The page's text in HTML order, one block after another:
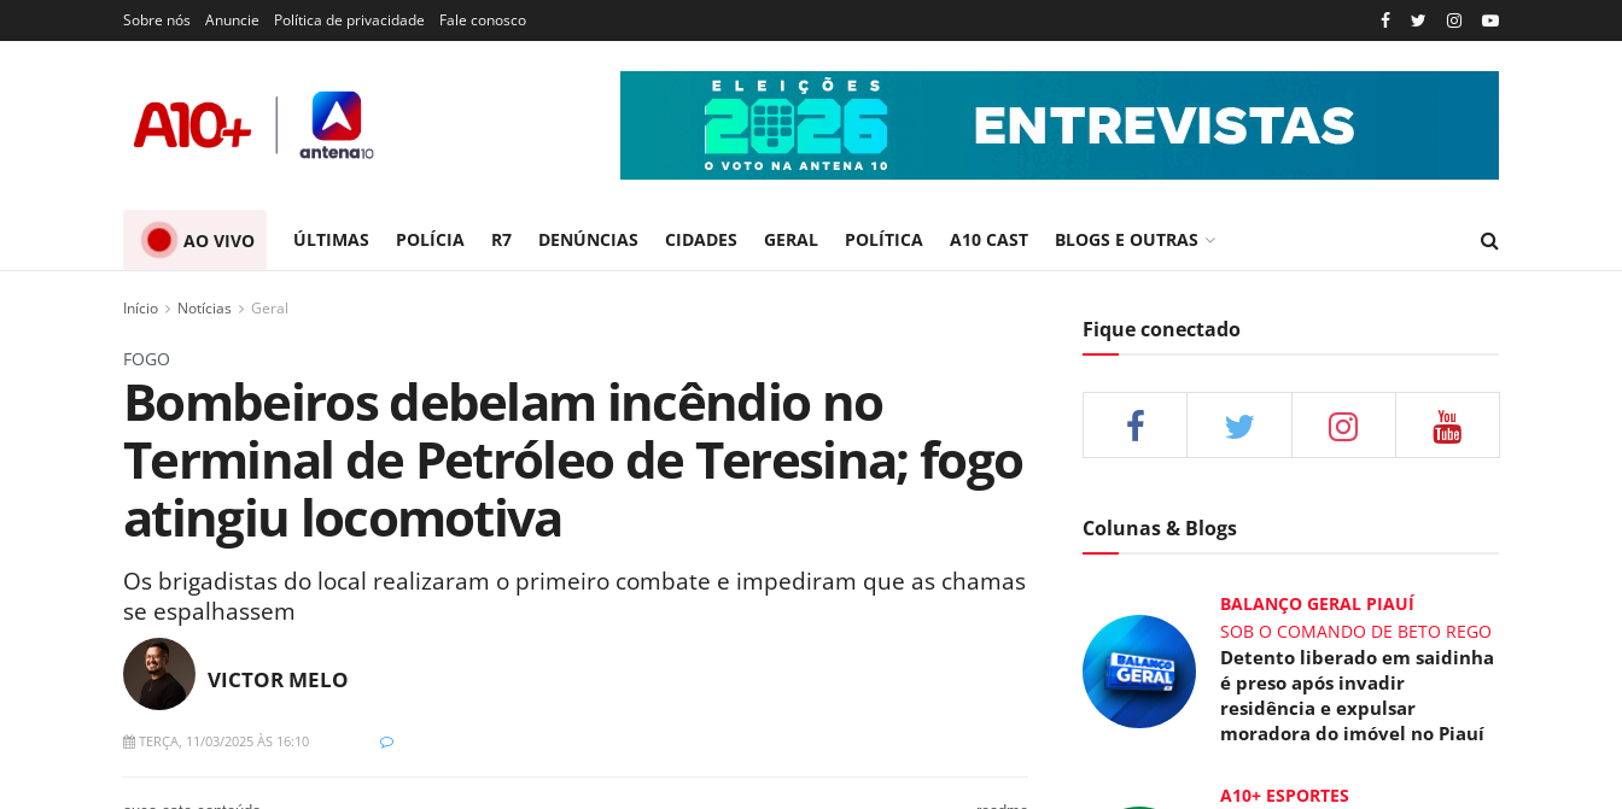
Sobre nós Anuncie Política de privacidade Fale conosco
AO VIVO ÚLTIMAS POLÍCIA R7 DENÚNCIAS CIDADES GERAL POLÍTICA A10 CAST BLOGS E OUTRAS
Início Notícias Geral
FOGO
Bombeiros debelam incêndio no
Terminal de Petróleo de Teresina; fogo
atingiu locomotiva
Os brigadistas do local realizaram o primeiro combate e impediram que as chamas
se espalhassem
VICTOR MELO
TERÇA, 11/03/2025 ÀS 16:10
Fique conectado
Colunas & Blogs
BALANÇO GERAL PIAUÍ
SOB O COMANDO DE BETO REGO
Detento liberado em saidinha
é preso após invadir
residência e expulsar
moradora do imóvel no Piauí
A10+ ESPORTES